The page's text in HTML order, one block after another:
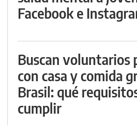
Facebook e
Buscan voluntarios
con casa y comida
Brasil: qué
cumplir